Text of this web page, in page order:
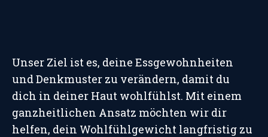
Unser Ziel ist es, deine Essgewohnheiten
und Denkmuster zu verändern, damit du
dich in deiner Haut wohlfühlst. Mit einem
ganzheitlichen Ansatz möchten wir dir
helfen, dein Wohlfühlgewicht langfristig zu